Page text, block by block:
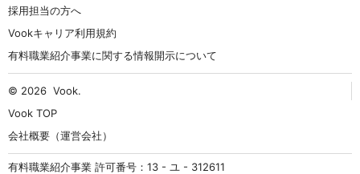
採用担当の方へ
Vookキャリア利用規約
有料職業紹介事業に関する情報開示について
© 2026 Vook.
Vook TOP
会社概要（運営会社）
有料職業紹介事業 許可番号：13 - ユ - 312611